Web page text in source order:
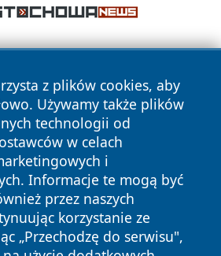
z plików cookies, aby
Używamy także plików
technologii od
w celach
i
Informacje te mogą być
przez naszych
korzystanie ze
„Przechodzę do serwisu",
Wszystkie prawa
Polityka
Cookies